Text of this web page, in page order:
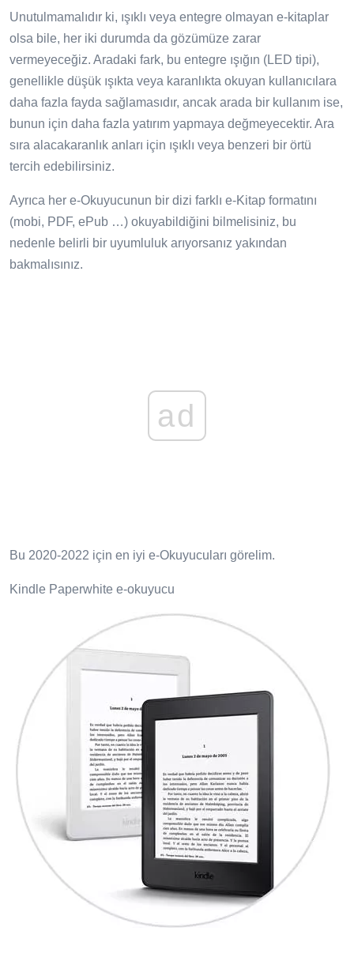
Unutulmamalıdır ki, ışıklı veya entegre olmayan e-kitaplar
olsa bile, her iki durumda da gözümüze zarar
vermeyeceğiz. Aradaki fark, bu entegre ışığın (LED tipi),
genellikle düşük ışıkta veya karanlıkta okuyan kullanıcılara
daha fazla fayda sağlamasıdır, ancak arada bir kullanım ise,
bunun için daha fazla yatırım yapmaya değmeyecektir. Ara
sıra alacakaranlık anları için ışıklı veya benzeri bir örtü
tercih edebilirsiniz.
Ayrıca her e-Okuyucunun bir dizi farklı e-Kitap formatını
(mobi, PDF, ePub …) okuyabildiğini bilmelisiniz, bu
nedenle belirli bir uyumluluk arıyorsanız yakından
bakmalısınız.
ad
Bu 2020-2022 için en iyi e-Okuyucuları görelim.
Kindle Paperwhite e-okuyucu